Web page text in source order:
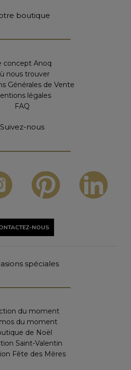
boutique
concept Anoq
nous trouver
Générales de Vente
légales
FAQ
Suivez-nous
NOUS
spéciales
du moment
du moment
de Noël
Saint-Valentin
Fête des Mères